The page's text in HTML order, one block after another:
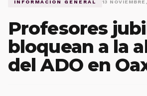
INFORMACIÓN GENERAL 13
Profesores
bloquean a la
del ADO en